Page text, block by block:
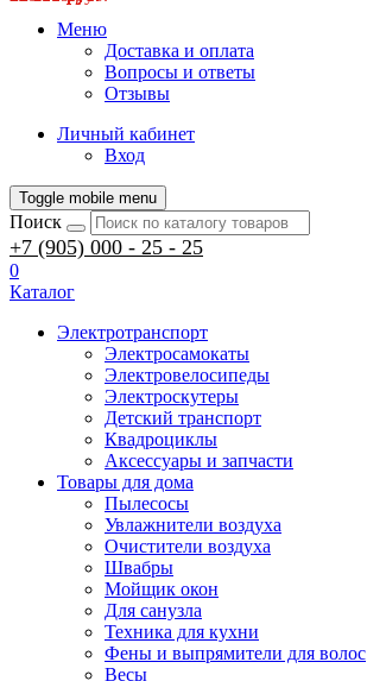
Меню
Доставка и оплата
Вопросы и ответы
Отзывы
Личный кабинет
Вход
Toggle mobile menu
Поиск
+7 (905) 000 - 25 - 25
0
Каталог
Электротранспорт
Электросамокаты
Электровелосипеды
Электроскутеры
Детский транспорт
Квадроциклы
Аксессуары и запчасти
Товары для дома
Пылесосы
Увлажнители воздуха
Очистители воздуха
Швабры
Мойщик окон
Для санузла
Техника для кухни
Фены и выпрямители для волос
Весы